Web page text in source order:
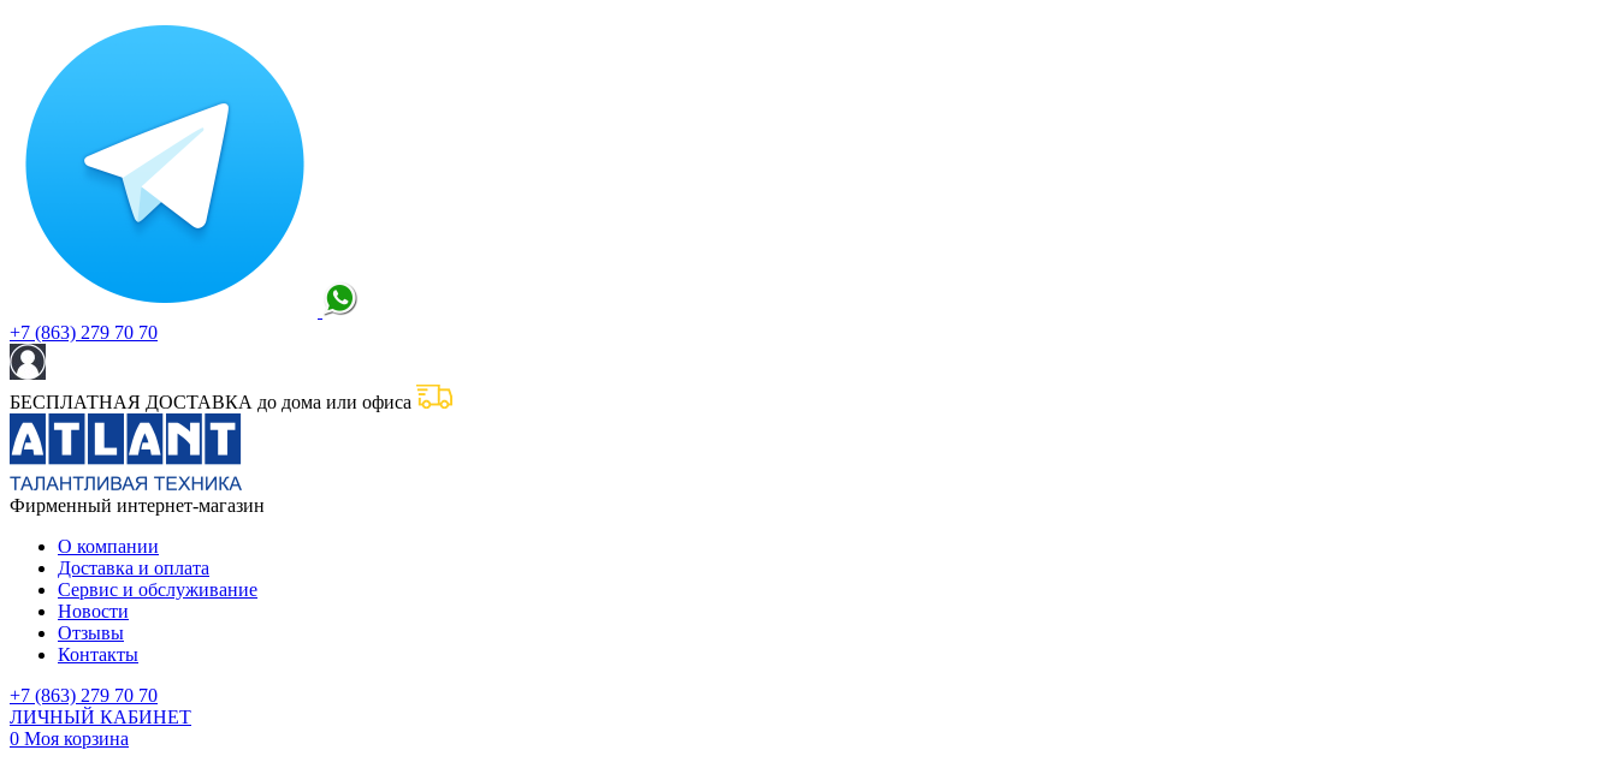
+7 (863) 279 70 70
БЕСПЛАТНАЯ ДОСТАВКА до дома или офиса
Фирменный интернет-магазин
О компании
Доставка и оплата
Сервис и обслуживание
Новости
Отзывы
Контакты
+7 (863) 279 70 70
ЛИЧНЫЙ КАБИНЕТ
0 Моя корзина